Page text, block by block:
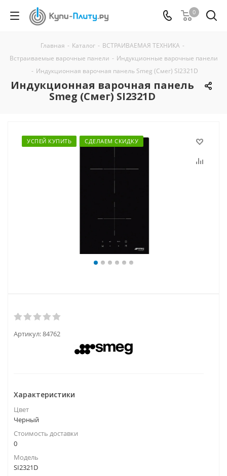
0
Главная - Каталог - ВСТРАИВАЕМАЯ ТЕХНИКА -
Встраиваемые варочные панели - Индукционные варочные панели
- Индукционная варочная панель Smeg (Смег) SI2321D
Индукционная варочная панель
Smeg (Смег) SI2321D
УСПЕЙ КУПИТЬ СДЕЛАЕМ СКИДКУ
Артикул:84762
Характеристики
Цвет
Черный
Стоимость доставки
0
Модель
SI2321D